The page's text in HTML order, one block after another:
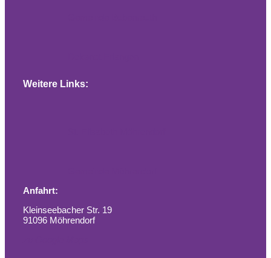
Weitere Links:
Anfahrt:
Kleinseebacher Str. 19
91096 Möhrendorf